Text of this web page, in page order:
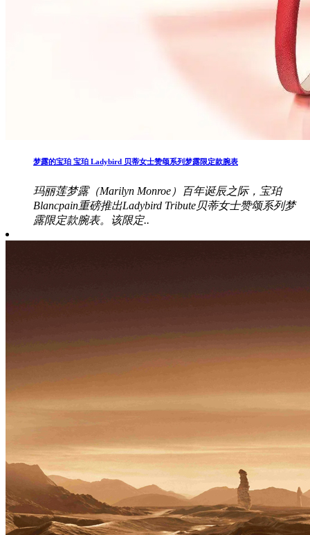
梦露的宝珀 宝珀 Ladybird 贝蒂女士赞颂系列梦露限定款腕表
玛丽莲梦露（Marilyn Monroe）百年诞辰之际，宝珀
Blancpain重磅推出Ladybird Tribute贝蒂女士赞颂系列梦
露限定款腕表。该限定..